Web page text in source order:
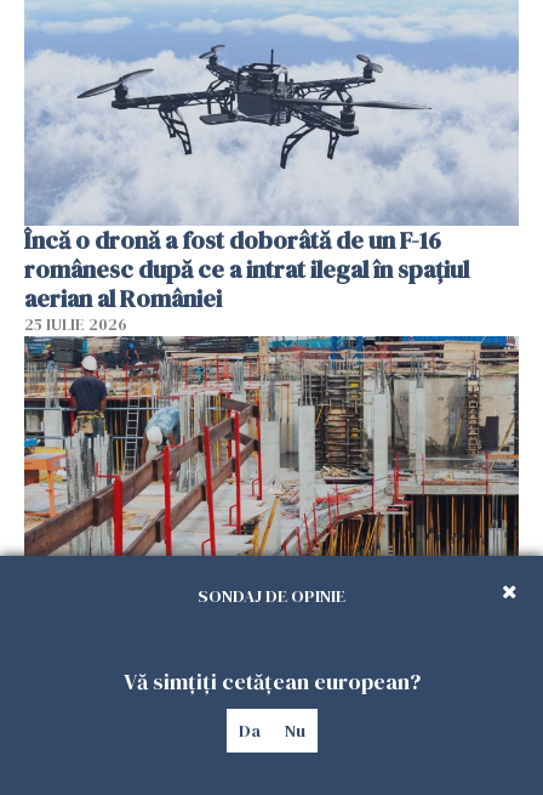
Încă o dronă a fost doborâtă de un F-16
românesc după ce a intrat ilegal în spațiul
aerian al României
25 IULIE 2026
SONDAJ DE OPINIE
Vă simțiți cetățean european?
Da Nu